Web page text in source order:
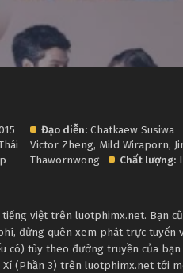
Đạo diễn: Chatkaew Susiwa
Victor Zheng, Mild Wiraporn,
Thawornwong
Chất lượng:
việt trên luotphimx.net. Bạn
đừng quên xem phát trực tuyến
có) tùy theo đường truyền của
(Phần 3) trên luotphimx.net tới